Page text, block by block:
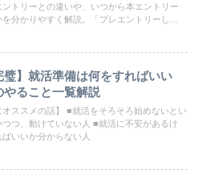
ントリーとの違いや、いつから本エントリー
分かりやすく解説。「プレエントリーした
璧】就活準備は何をすればいい
やること一覧解説
オススメの話】 ■就活をそろそろ始めないとい
つつ、動けていない人 ■就活に不安があるけ
ばいいか分からない人